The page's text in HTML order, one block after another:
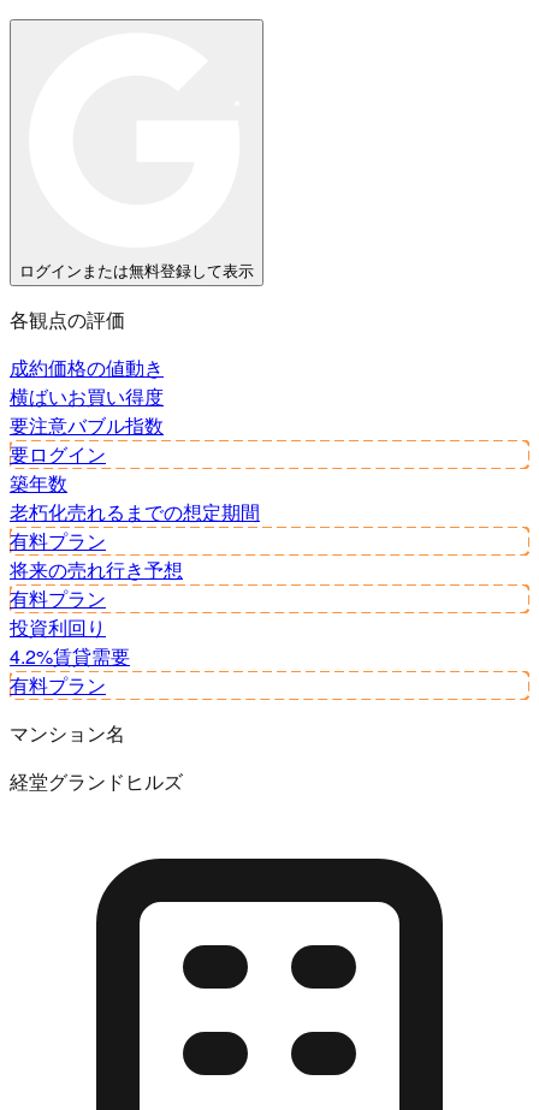
ログインまたは無料登録して表示
各観点の評価
成約価格の値動き
横ばいお買い得度
要注意バブル指数
要ログイン
築年数
老朽化売れるまでの想定期間
有料プラン
将来の売れ行き予想
有料プラン
投資利回り
4.2%賃貸需要
有料プラン
マンション名
経堂グランドヒルズ